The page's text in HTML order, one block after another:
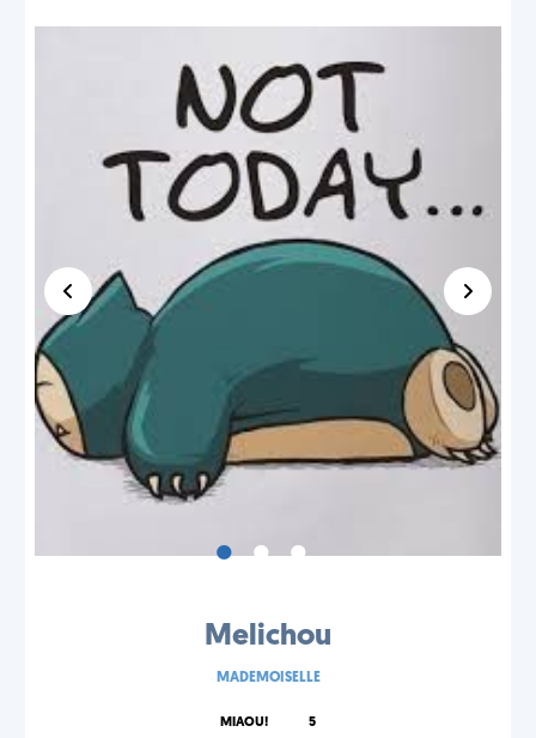
• • •
Melichou
MADEMOISELLE
MIAOU! 5